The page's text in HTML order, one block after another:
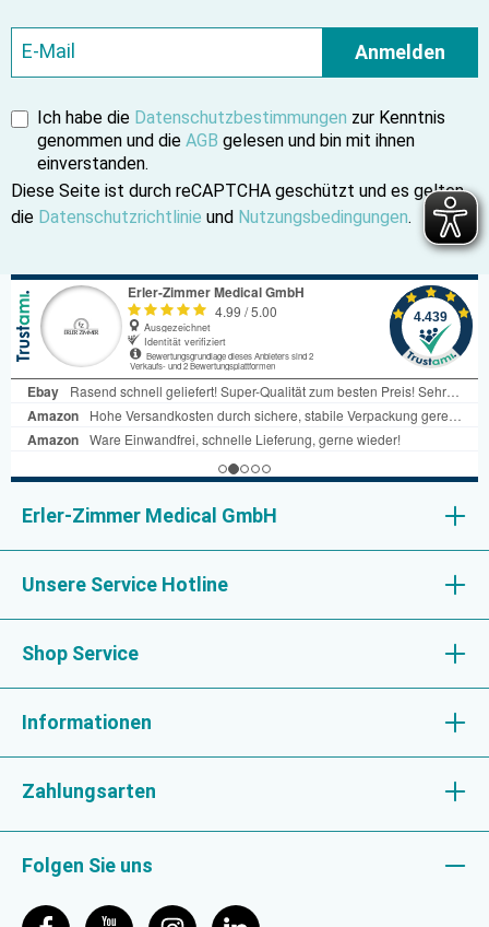
Anmelden
Ich habe die Datenschutzbestimmungen zur Kenntnis
genommen und die AGB gelesen und bin mit ihnen
einverstanden.
Diese Seite ist durch reCAPTCHA geschützt und es gelten
die Datenschutzrichtlinie und Nutzungsbedingungen.
Erler-Zimmer Medical GmbH
Unsere Service Hotline
Shop Service
Informationen
Zahlungsarten
Folgen Sie uns